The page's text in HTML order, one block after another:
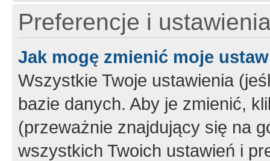
Preferencje i
Jak mogę zmienić moje
Wszystkie Twoje ustawienia
bazie danych. Aby je zmienić,
(przeważnie znajdujący się na
wszystkich Twoich ustawień i